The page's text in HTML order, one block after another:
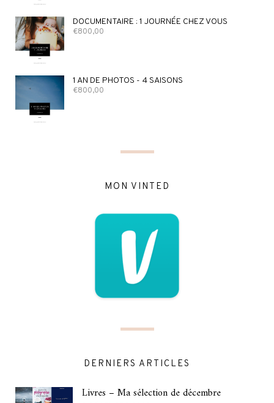
DOCUMENTAIRE : 1 JOURNÉE CHEZ VOUS
€800,00
1 AN DE PHOTOS - 4 SAISONS
€800,00
MON VINTED
DERNIERS ARTICLES
Livres – Ma sélection de décembre